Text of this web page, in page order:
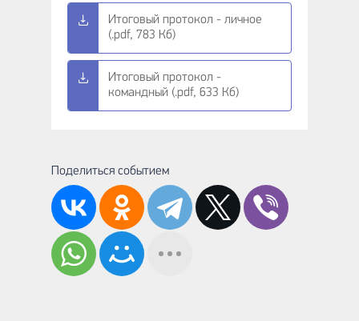
Итоговый протокол - личное
(.pdf, 783 Кб)
Итоговый протокол -
командный (.pdf, 633 Кб)
Поделиться событием